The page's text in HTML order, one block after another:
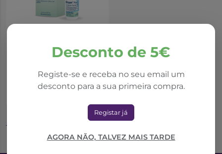
Desconto de 5€
Registe-se e receba no seu email um
desconto para a sua primeira compra.
Registar já
AGORA NÃO, TALVEZ MAIS TARDE
Vidisan Alergia Ectoin
Colirio 10ml
Adicionar ao Carrinho